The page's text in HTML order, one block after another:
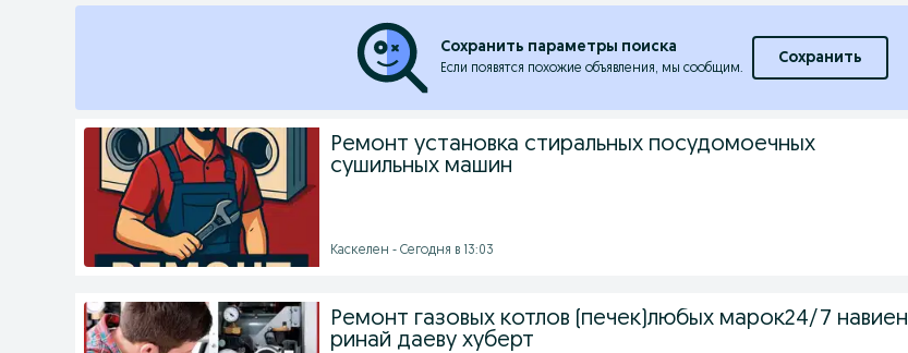
Сохранить параметры поиска
Если появятся похожие объявления, мы сообщим.
Сохранить
Ремонт установка стиральных посудомоечных
сушильных машин
Каскелен - Сегодня в 13:03
Ремонт газовых котлов (печек)любых марок24/7 навиен
ринай даеву хуберт